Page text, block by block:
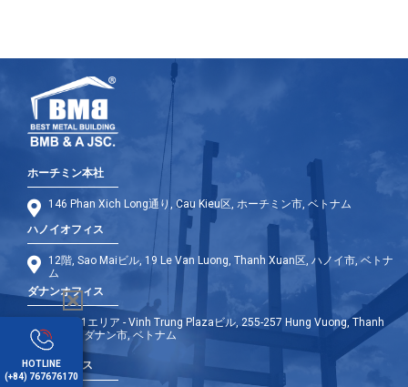
ホーチミン本社
146 Phan Xich Long通り, Cau Kieu区, ホーチミン市, ベトナム
ハノイオフィス
12階, Sao Maiビル, 19 Le Van Luong, Thanh Xuan区, ハノイ市, ベトナ
ム
ダナンオフィス
9階 - A1エリア - Vinh Trung Plazaビル, 255-257 Hung Vuong, Thanh
Khe区, ダナン市, ベトナム
海外オフィス
HOTLINE
(+84) 767676170